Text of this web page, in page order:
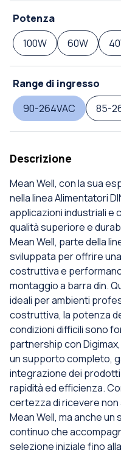
Potenza
100W
60W
Range di ingresso
90-264VAC
85-
Descrizione
Mean Well, con la sua
nella linea Alimentatori
applicazioni industriali e
qualità superiore e
Mean Well, parte della
sviluppata per offrire
costruttiva e
montaggio a barra din.
ideali per ambienti
costruttiva, la potenza
condizioni difficili sono
partnership con
un supporto completo,
integrazione dei
rapidità ed efficienza.
certezza di ricevere non
Mean Well, ma anche
continuo che
selezione iniziale fino